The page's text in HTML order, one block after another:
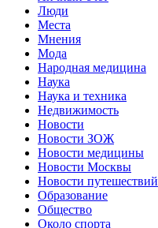
Люди
Места
Мнения
Мода
Народная медицина
Наука
Наука и техника
Недвижимость
Новости
Новости ЗОЖ
Новости медицины
Новости Москвы
Новости путешествий
Образование
Общество
Около спорта